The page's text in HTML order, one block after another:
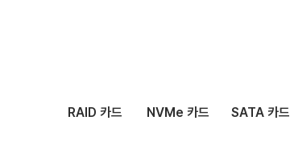
RAID 카드 NVMe 카드 SATA 카드